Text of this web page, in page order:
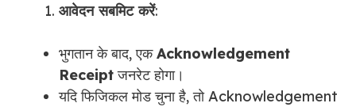
आवेदन सबमिट करें:
भुगतान के बाद, एकAcknowledgement
Receiptजनरेट होगा।
यदि फिजिकल मोड चुना है, तो Acknowledgement